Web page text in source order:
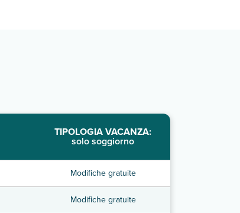
TIPOLOGIA VACANZA:
solo soggiorno
Modifiche gratuite
Modifiche gratuite